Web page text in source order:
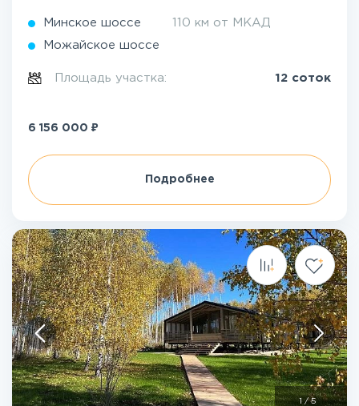
Минское шоссе 110 км от МКАД
Можайское шоссе
Площадь участка: 12 соток
6 156 000 ₽
Подробнее
/5